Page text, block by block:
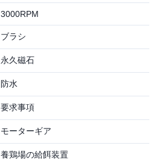
3000RPM
ブラシ
永久磁石
防水
要求事項
モーターギア
養鶏場の給餌装置